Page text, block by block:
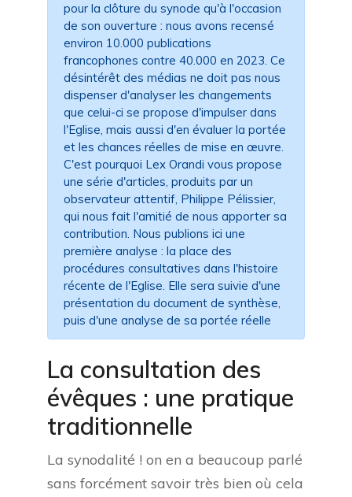
pour la clôture du synode qu'à l'occasion
de son ouverture : nous avons recensé
environ 10.000 publications
francophones contre 40.000 en 2023. Ce
désintérêt des médias ne doit pas nous
dispenser d'analyser les changements
que celui-ci se propose d'impulser dans
l'Eglise, mais aussi d'en évaluer la portée
et les chances réelles de mise en œuvre.
C'est pourquoi Lex Orandi vous propose
une série d'articles, produits par un
observateur attentif, Philippe Pélissier,
qui nous fait l'amitié de nous apporter sa
contribution. Nous publions ici une
première analyse : la place des
procédures consultatives dans l'histoire
récente de l'Eglise. Elle sera suivie d'une
présentation du document de synthèse,
puis d'une analyse de sa portée réelle
La consultation des
évêques : une pratique
traditionnelle
La synodalité ! on en a beaucoup parlé
sans forcément savoir très bien où cela